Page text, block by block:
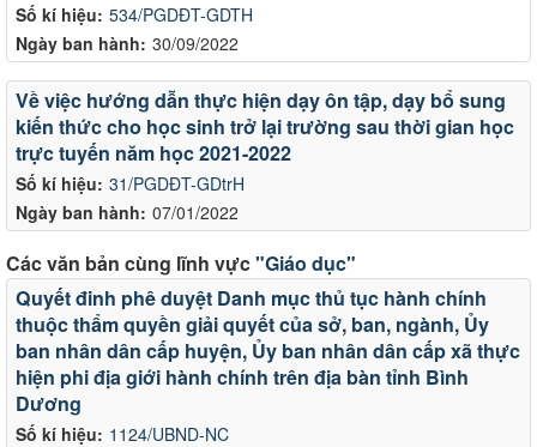
Số kí hiệu: 534/PGDĐT-GDTH
Ngày ban hành: 30/09/2022
Số kí hiệu: 31/PGDĐT-GDtrH
Ngày ban hành: 07/01/2022
Về việc hướng dẫn thực hiện dạy ôn tập, dạy bổ sung
kiến thức cho học sinh trở lại trường sau thời gian học
trực tuyến năm học 2021-2022
Các văn bản cùng lĩnh vực"Giáo dục"
Số kí hiệu: 1124/UBND-NC
Quyết đinh phê duyệt Danh mục thủ tục hành chính
thuộc thẩm quyền giải quyết của sở, ban, ngành, Ủy
ban nhân dân cấp huyện, Ủy ban nhân dân cấp xã thực
hiện phi địa giới hành chính trên địa bàn tỉnh Bình
Dương